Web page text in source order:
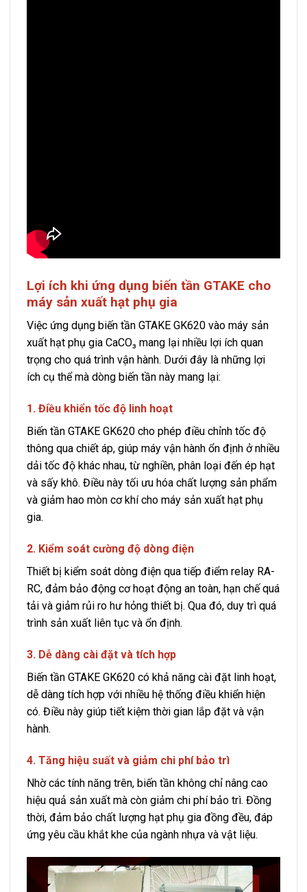
Lợi ích khi ứng dụng biến tần GTAKE cho
máy sản xuất hạt phụ gia
Việc ứng dụng biến tần GTAKE GK620 vào máy sản
xuất hạt phụ gia CaCO₃ mang lại nhiều lợi ích quan
trọng cho quá trình vận hành. Dưới đây là những lợi
ích cụ thể mà dòng biến tần này mang lại:
1. Điều khiển tốc độ linh hoạt
Biến tần GTAKE GK620 cho phép điều chỉnh tốc độ
thông qua chiết áp, giúp máy vận hành ổn định ở nhiều
dải tốc độ khác nhau, từ nghiền, phân loại đến ép hạt
và sấy khô. Điều này tối ưu hóa chất lượng sản phẩm
và giảm hao mòn cơ khí cho máy sản xuất hạt phụ
gia.
2. Kiểm soát cường độ dòng điện
Thiết bị kiểm soát dòng điện qua tiếp điểm relay RA-
RC, đảm bảo động cơ hoạt động an toàn, hạn chế quá
tải và giảm rủi ro hư hỏng thiết bị. Qua đó, duy trì quá
trình sản xuất liên tục và ổn định.
3. Dễ dàng cài đặt và tích hợp
Biến tần GTAKE GK620 có khả năng cài đặt linh hoạt,
dễ dàng tích hợp với nhiều hệ thống điều khiển hiện
có. Điều này giúp tiết kiệm thời gian lắp đặt và vận
hành.
4. Tăng hiệu suất và giảm chi phí bảo trì
Nhờ các tính năng trên, biến tần không chỉ nâng cao
hiệu quả sản xuất mà còn giảm chi phí bảo trì. Đồng
thời, đảm bảo chất lượng hạt phụ gia đồng đều, đáp
ứng yêu cầu khắt khe của ngành nhựa và vật liệu.